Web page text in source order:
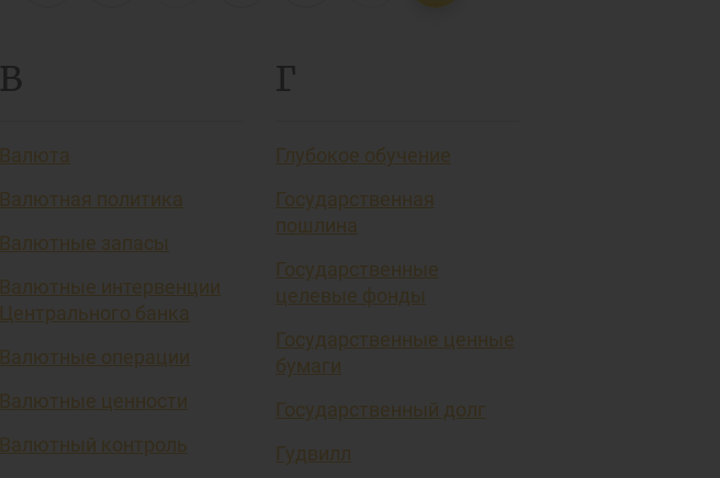
В
Валюта
Валютная политика
Валютные запасы
Валютные интервенции
Центрального банка
Валютные операции
Валютные ценности
Валютный контроль
Г
Глубокое обучение
Государственная
пошлина
Государственные
целевые фонды
Государственные ценные
бумаги
Государственный долг
Гудвилл